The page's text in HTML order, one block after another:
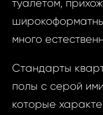
туалетом,
много
Стандарты
полы с серой
которые